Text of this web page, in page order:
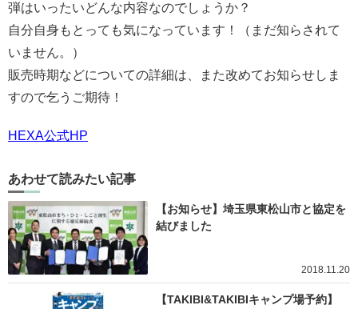
弾はいったいどんな内容なのでしょうか？
自分自身もとっても気になっています！（まだ知らされて
いません。）
販売時期などについての詳細は、また改めてお知らせしま
すので乞うご期待！
HEXA公式HP
あわせて読みたい記事
【お知らせ】埼玉県東松山市と協定を
結びました
2018.11.20
【TAKIBI&TAKIBIキャンプ場予約】